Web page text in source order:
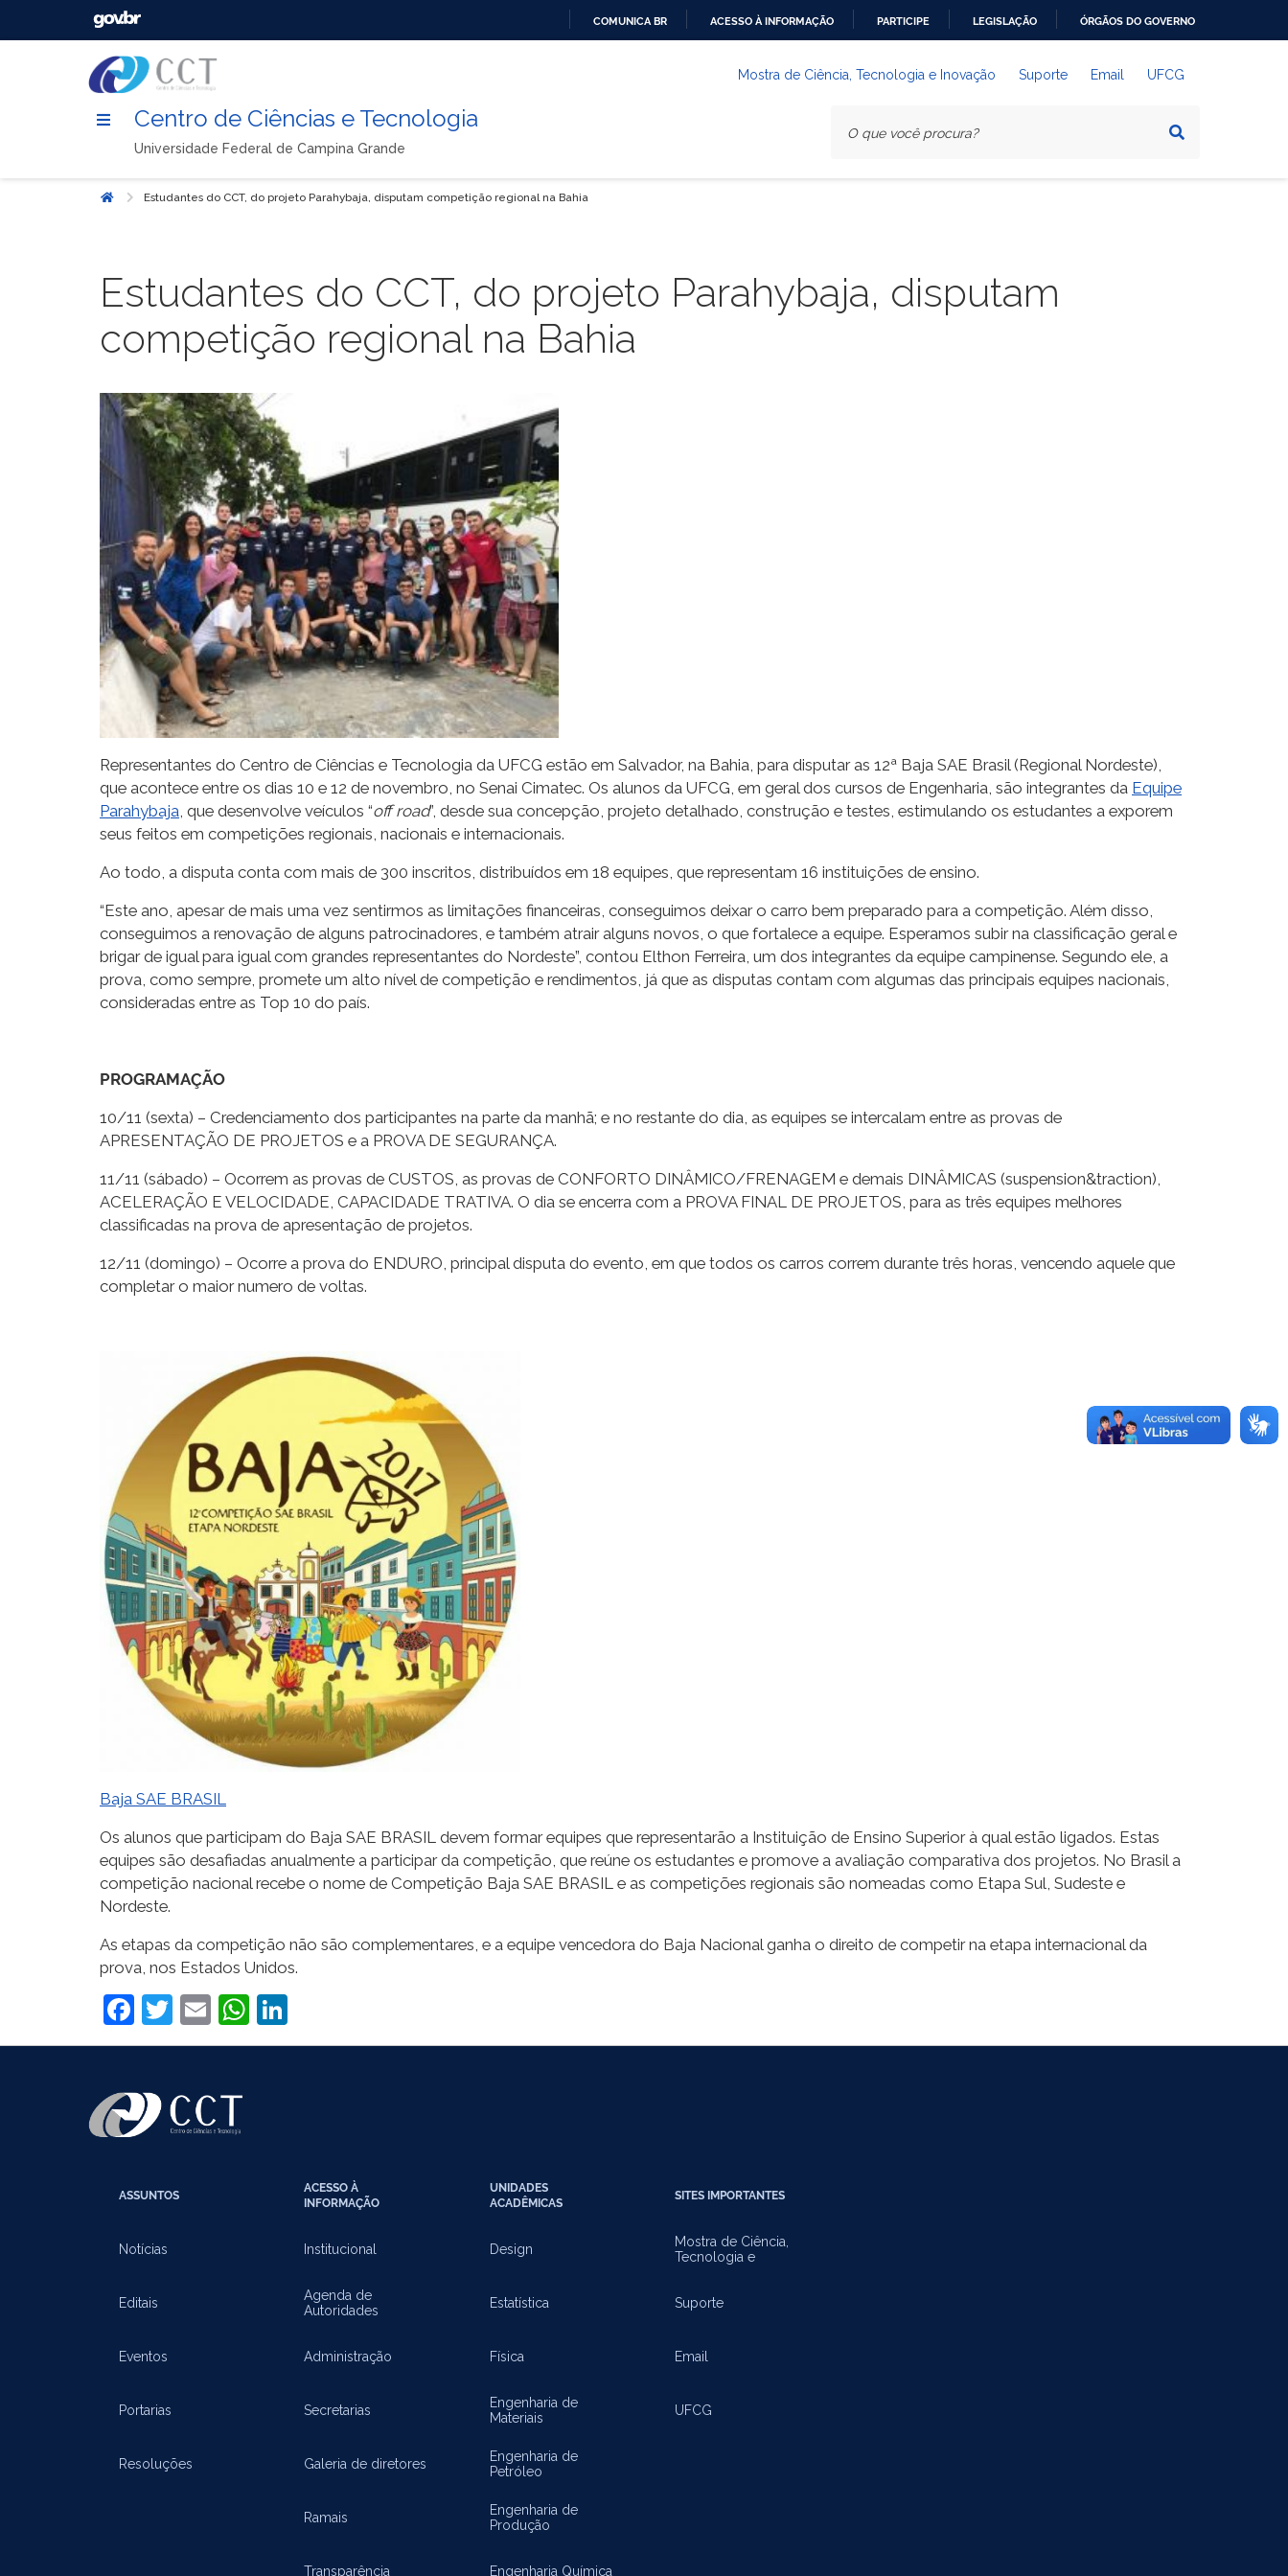
COMUNICA BR ACESSO À INFORMAÇÃO PARTICIPE LEGISLAÇÃO ÓRGÃOS DO GOVERNO
Mostra de Ciência, Tecnologia e Inovação Suporte Email UFCG
Centro de Ciências e Tecnologia
Universidade Federal de Campina Grande
Início Estudantes do CCT, do projeto Parahybaja, disputam competição regional na Bahia
Estudantes do CCT, do projeto Parahybaja, disputam
competição regional na Bahia
Representantes do Centro de Ciências e Tecnologia da UFCG estão em Salvador, na Bahia, para disputar as 12ª Baja SAE Brasil (Regional Nordeste),
que acontece entre os dias 10 e 12 de novembro, no Senai Cimatec. Os alunos da UFCG, em geral dos cursos de Engenharia, são integrantes da Equipe
Parahybaja , que desenvolve veículos “off road”, desde sua concepção, projeto detalhado, construção e testes, estimulando os estudantes a exporem
seus feitos em competições regionais, nacionais e internacionais.
Ao todo, a disputa conta com mais de 300 inscritos, distribuídos em 18 equipes, que representam 16 instituições de ensino.
“Este ano, apesar de mais uma vez sentirmos as limitações financeiras, conseguimos deixar o carro bem preparado para a competição. Além disso,
conseguimos a renovação de alguns patrocinadores, e também atrair alguns novos, o que fortalece a equipe. Esperamos subir na classificação geral e
brigar de igual para igual com grandes representantes do Nordeste”, contou Elthon Ferreira, um dos integrantes da equipe campinense. Segundo ele, a
prova, como sempre, promete um alto nível de competição e rendimentos, já que as disputas contam com algumas das principais equipes nacionais,
consideradas entre as Top 10 do país.
PROGRAMAÇÃO
10/11 (sexta) – Credenciamento dos participantes na parte da manhã; e no restante do dia, as equipes se intercalam entre as provas de
APRESENTAÇÃO DE PROJETOS e a PROVA DE SEGURANÇA.
11/11 (sábado) – Ocorrem as provas de CUSTOS, as provas de CONFORTO DINÂMICO/FRENAGEM e demais DINÂMICAS (suspension&traction),
ACELERAÇÃO E VELOCIDADE, CAPACIDADE TRATIVA. O dia se encerra com a PROVA FINAL DE PROJETOS, para as três equipes melhores
classificadas na prova de apresentação de projetos.
12/11 (domingo) – Ocorre a prova do ENDURO, principal disputa do evento, em que todos os carros correm durante três horas, vencendo aquele que
completar o maior numero de voltas.
Baja SAE BRASIL
Os alunos que participam do Baja SAE BRASIL devem formar equipes que representarão a Instituição de Ensino Superior à qual estão ligados. Estas
equipes são desafiadas anualmente a participar da competição, que reúne os estudantes e promove a avaliação comparativa dos projetos. No Brasil a
competição nacional recebe o nome de Competição Baja SAE BRASIL e as competições regionais são nomeadas como Etapa Sul, Sudeste e
Nordeste.
As etapas da competição não são complementares, e a equipe vencedora do Baja Nacional ganha o direito de competir na etapa internacional da
prova, nos Estados Unidos.
Facebook
Twitter
EmailWhatsApp
ASSUNTOS
Notícias
Editais
Eventos
Portarias
Resoluções
ACESSO À
INFORMAÇÃO
Institucional
Agenda de
Autoridades
Administração
Secretarias
Galeria de diretores
Ramais
Transparência
UNIDADES
ACADÊMICAS
Design
Estatística
Física
Engenharia de
Materiais
Engenharia de
Petróleo
Engenharia de
Produção
Engenharia Química
SITES IMPORTANTES
Mostra de Ciência,
Tecnologia e
Suporte
Email
UFCG